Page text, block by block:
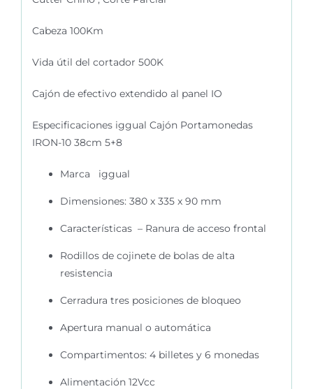
Cabeza 100Km
Vida útil del cortador 500K
Cajón de efectivo extendido al panel IO
Especificaciones iggual Cajón Portamonedas
IRON-10 38cm 5+8
Marca iggual
Dimensiones: 380 x 335 x 90 mm
Características – Ranura de acceso frontal
Rodillos de cojinete de bolas de alta
resistencia
Cerradura tres posiciones de bloqueo
Apertura manual o automática
Compartimentos: 4 billetes y 6 monedas
Alimentación 12Vcc